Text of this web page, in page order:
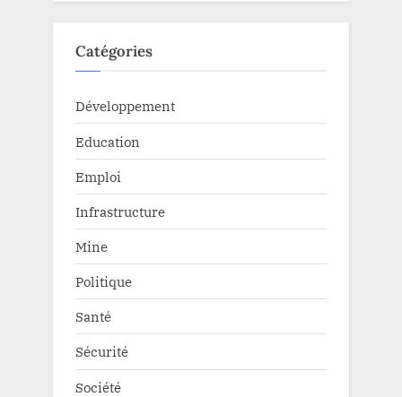
Catégories
Développement
Education
Emploi
Infrastructure
Mine
Politique
Santé
Sécurité
Société